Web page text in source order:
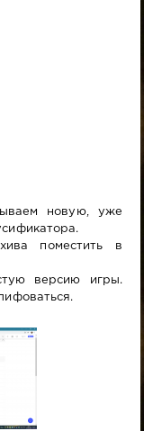
новую, уже
поместить в
версию игры.